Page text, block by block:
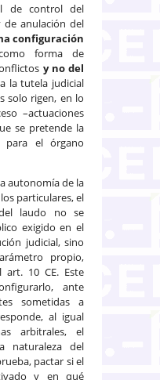
de control del
anulación del
configuración
forma de
y no del
la tutela judicial
solo rigen, en lo
–actuaciones
se pretende la
el órgano
autonomía de la
particulares, el
laudo no se
exigido en el
judicial, sino
propio,
10 CE. Este
ante
sometidas a
al igual
arbitrales, el
naturaleza del
pactar si el
y en qué